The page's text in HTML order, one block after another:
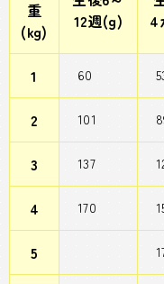
重
(kg)
12週(g)
4
1 60
2 101
3 137
4 170
5